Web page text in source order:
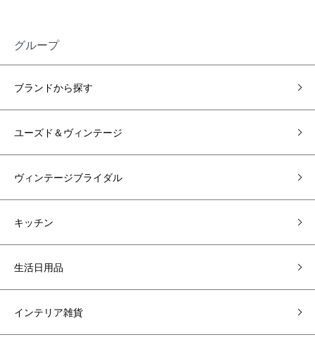
グループ
ブランドから探す
ユーズド＆ヴィンテージ
ヴィンテージブライダル
キッチン
生活日用品
インテリア雑貨